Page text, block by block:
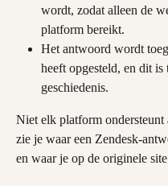
wordt, zodat alleen de
platform bereikt.
Het antwoord wordt
heeft opgesteld, en dit
geschiedenis.
Niet elk platform
zie je waar een Zendesk-
en waar je op de originele